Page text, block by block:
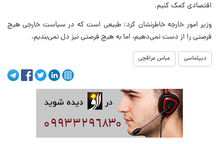
اقتصادی کمک کنیم.
وزیر امور خارجه خاطرنشان کرد: طبیعی است که در سیاست خارجی هیچ
فرصتی را از دست نمی‌دهیم، اما به هیچ فرصتی نیز دل نمی‌بندیم.
دیپلماسی عباس عراقچی